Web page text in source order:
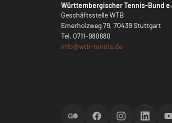
Württembergischer Tennis-Bund
Geschäftsstelle WTB
Emerholzweg 79, 70439 Stuttgart
Tel. 0711-980680
info@wtb-tennis.de
ScoreGOFacebookInstagram